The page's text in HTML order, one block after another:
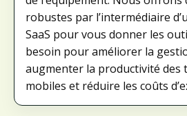
robustes par l’intermédiaire
SaaS pour vous donner les
besoin pour améliorer la
augmenter la productivité des
mobiles et réduire les coûts